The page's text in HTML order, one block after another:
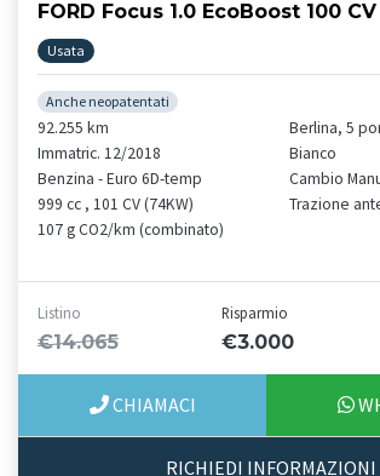
FORD Focus 1.0 EcoBoost 100
Usata
Anche neopatentati
92.255 km
Immatric. 12/2018
Benzina - Euro 6D-temp
999 cc , 101 CV (74KW)
107 g CO2/km (combinato)
Berlina, 5
Bianco
Cambio
Trazione
Listino
€14.065
Risparmio
€3.000
CHIAMACI
RICHIEDI INFORMAZIONI